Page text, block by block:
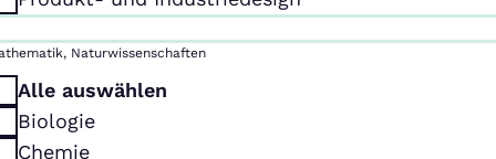
Naturwissenschaften
Alle auswählen
Biologie
Chemie